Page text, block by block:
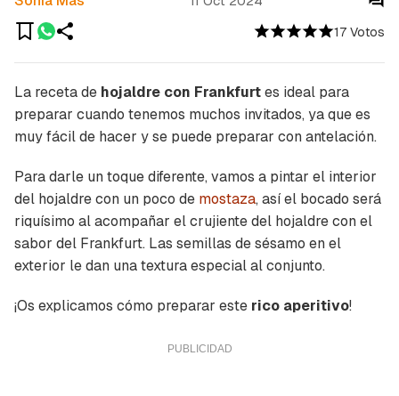
17 Votos
La receta de hojaldre con Frankfurtes ideal para
preparar cuando tenemos muchos invitados, ya que es
muy fácil de hacer y se puede preparar con antelación.
Para darle un toque diferente, vamos a pintar el interior
del hojaldre con un poco de mostaza, así el bocado será
riquísimo al acompañar el crujiente del hojaldre con el
sabor del Frankfurt. Las semillas de sésamo en el
exterior le dan una textura especial al conjunto.
¡Os explicamos cómo preparar este rico aperitivo!